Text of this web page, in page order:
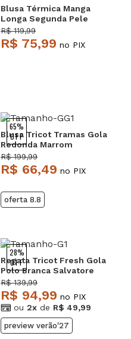
Blusa Térmica Manga
Longa Segunda Pele
Preto Salvatore
R$ 119,99
R$ 75,99 no PIX
65%
OFF
Blusa Tricot Tramas Gola
Redonda Marrom
Salvatore
R$ 199,99
R$ 66,49 no PIX
oferta 8.8
28%
OFF
Regata Tricot Fresh Gola
Polo Branca Salvatore
R$ 139,99
R$ 94,99 no PIX
ou 2x de R$ 49,99
preview verão'27